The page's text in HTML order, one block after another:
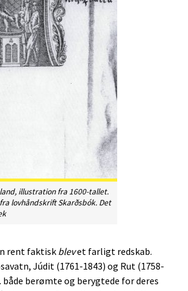
illustration fra 1600-tallet.
lovhåndskriftSkarðsbók. Det
rent faktiskblevet farligt redskab.
Júdit (1761-1843) og Rut (1758-
både berømte og berygtede for deres